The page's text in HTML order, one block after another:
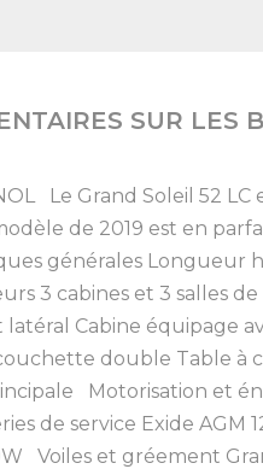
SUR LES
Le Grand Soleil 52
de 2019 est en
générales Longueur
3 cabines et 3 salles de
Cabine équipage
double Table à
Motorisation et
de service Exide AGM
Voiles et gréement